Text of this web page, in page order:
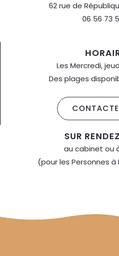
62 rue de
06 56 73
Les Mercredi,
Des plages
SUR
au cabinet ou
(pour les Personnes